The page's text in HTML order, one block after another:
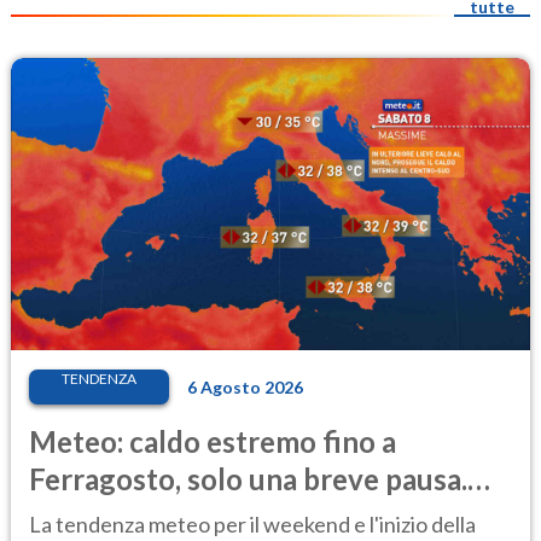
tutte
TENDENZA 6 Agosto 2026
Meteo: caldo estremo fino a
Ferragosto, solo una breve pausa.
Ecco dove
La tendenza meteo per il weekend e l'inizio della